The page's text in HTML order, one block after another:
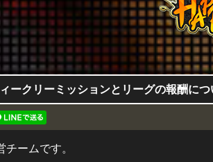
ークリーミッションとリーグの報酬につ
チームです。